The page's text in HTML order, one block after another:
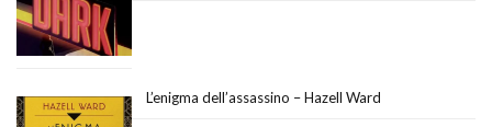
L’enigma dell’assassino – Hazell Ward